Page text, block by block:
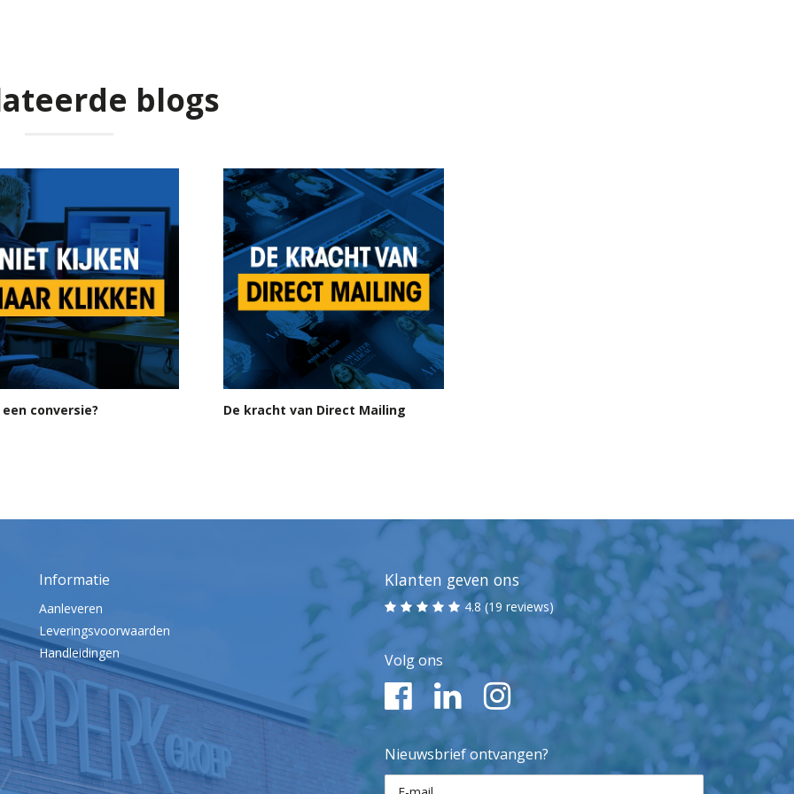
blogs
conversie? De kracht van Direct Mailing
Informatie
Aanleveren
Leveringsvoorwaarden
Handleidingen
Klanten geven ons
4.8 (19 reviews)
Volg ons
Nieuwsbrief ontvangen?